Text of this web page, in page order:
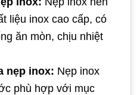
liệu inox cao cấp, có
ăn mòn, chịu nhiệt
nẹp inox: Nẹp inox
phù hợp với mục